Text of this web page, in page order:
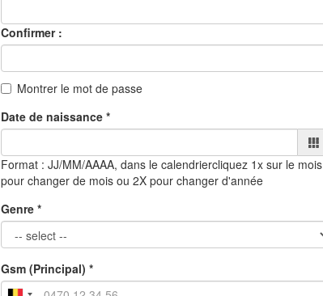
Confirmer :
Montrer le mot de passe
Date de naissance *
Format : JJ/MM/AAAA, dans le calendriercliquez 1x sur le mois
pour changer de mois ou 2X pour changer d'année
Genre *
Gsm (Principal) *